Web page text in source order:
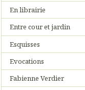
En librairie
Entre cour et jardin
Esquisses
Evocations
Fabienne Verdier